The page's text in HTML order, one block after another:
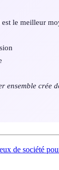
est le meilleur
ensemble crée
de société